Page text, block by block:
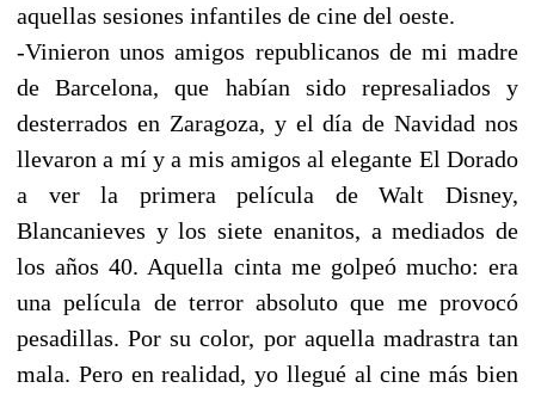
aquellas sesiones infantiles de cine del oeste.
-Vinieron unos amigos republicanos de mi madre
de Barcelona, que habían sido represaliados y
desterrados en Zaragoza, y el día de Navidad nos
llevaron a mí y a mis amigos al elegante El Dorado
a ver la primera película de Walt Disney,
Blancanieves y los siete enanitos, a mediados de
los años 40. Aquella cinta me golpeó mucho: era
una película de terror absoluto que me provocó
pesadillas. Por su color, por aquella madrastra tan
mala. Pero en realidad, yo llegué al cine más bien